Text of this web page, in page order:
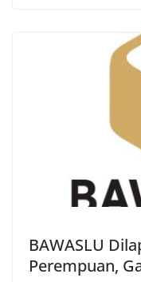
BAWASLU
Perempuan,